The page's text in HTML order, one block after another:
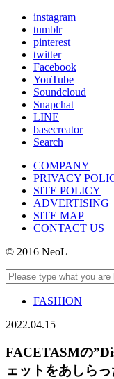
instagram
tumblr
pinterest
twitter
Facebook
YouTube
Soundcloud
Snapchat
LINE
basecreator
Search
COMPANY
PRIVACY
SITE POLICY
ADVERTISING
SITE MAP
CONTACT US
© 2016 NeoL
FASHION
2022.04.15
FACETASMの
ェットをあしら